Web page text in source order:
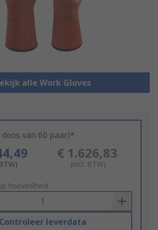
alle Work Gloves
van 60 paar)*
€ 1.626,83
(incl. BTW)
hoeveelheid
Controleer leverdata